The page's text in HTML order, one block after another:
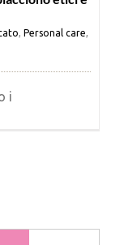
, Personal care,
i